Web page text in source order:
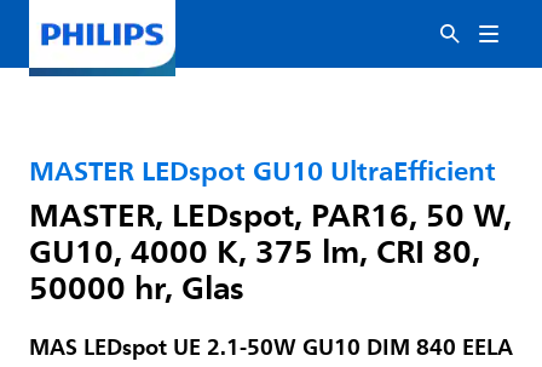
MASTER LEDspot GU10 UltraEfficient
MASTER, LEDspot, PAR16, 50 W,
GU10, 4000 K, 375 lm, CRI 80,
50000 hr, Glas
MAS LEDspot UE 2.1-50W GU10 DIM 840 EELA